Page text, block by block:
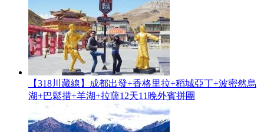
【318川藏線】成都出發+香格里拉+稻城亞丁+波密然烏
湖+巴鬆措+羊湖+拉薩12天11晚外賓拼團